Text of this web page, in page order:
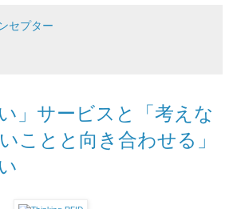
セプター
」サービスと「考えな
ことと向き合わせる」